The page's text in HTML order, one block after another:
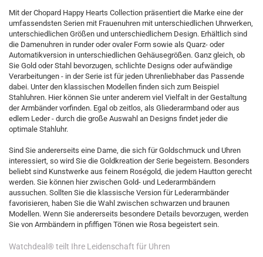
Mit der Chopard Happy Hearts Collection präsentiert die Marke eine der
umfassendsten Serien mit Frauenuhren mit unterschiedlichen Uhrwerken,
unterschiedlichen Größen und unterschiedlichem Design. Erhältlich sind
die Damenuhren in runder oder ovaler Form sowie als Quarz- oder
Automatikversion in unterschiedlichen Gehäusegrößen. Ganz gleich, ob
Sie Gold oder Stahl bevorzugen, schlichte Designs oder aufwändige
Verarbeitungen - in der Serie ist für jeden Uhrenliebhaber das Passende
dabei. Unter den klassischen Modellen finden sich zum Beispiel
Stahluhren. Hier können Sie unter anderem viel Vielfalt in der Gestaltung
der Armbänder vorfinden. Egal ob zeitlos, als Gliederarmband oder aus
edlem Leder - durch die große Auswahl an Designs findet jeder die
optimale Stahluhr.
Sind Sie andererseits eine Dame, die sich für Goldschmuck und Uhren
interessiert, so wird Sie die Goldkreation der Serie begeistern. Besonders
beliebt sind Kunstwerke aus feinem Roségold, die jedem Hautton gerecht
werden. Sie können hier zwischen Gold- und Lederarmbändern
aussuchen. Sollten Sie die klassische Version für Lederarmbänder
favorisieren, haben Sie die Wahl zwischen schwarzen und braunen
Modellen. Wenn Sie andererseits besondere Details bevorzugen, werden
Sie von Armbändern in pfiffigen Tönen wie Rosa begeistert sein.
Watchdeal® teilt Ihre Leidenschaft für Uhren